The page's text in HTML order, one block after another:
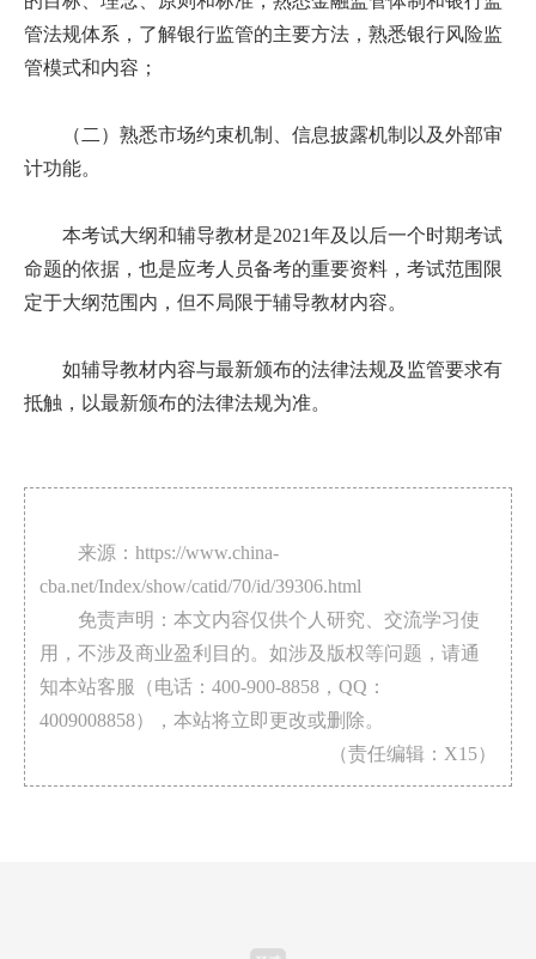
管法规体系，了解银行监管的主要方法，熟悉银行风险监
管模式和内容；
（二）熟悉市场约束机制、信息披露机制以及外部审
计功能。
本考试大纲和辅导教材是2021年及以后一个时期考试
命题的依据，也是应考人员备考的重要资料，考试范围限
定于大纲范围内，但不局限于辅导教材内容。
如辅导教材内容与最新颁布的法律法规及监管要求有
抵触，以最新颁布的法律法规为准。
来源：https://www.china-
cba.net/Index/show/catid/70/id/39306.html
免责声明：本文内容仅供个人研究、交流学习使
用，不涉及商业盈利目的。如涉及版权等问题，请通
知本站客服（电话：400-900-8858，QQ：
4009008858），本站将立即更改或删除。
（责任编辑：X15）